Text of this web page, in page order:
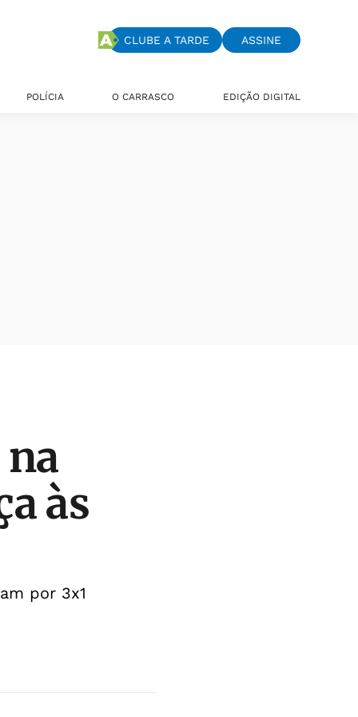
CLUBE A TARDE ASSINE
POLÍCIA O CARRASCO EDIÇÃO DIGITAL
às
por 3x1